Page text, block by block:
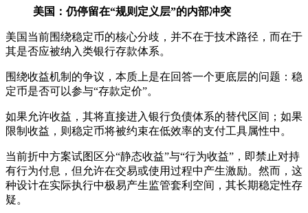
美国：仍停留在“规则定义层”的内部冲突
美国当前围绕稳定币的核心分歧，并不在于技术路径，而在于
其是否应被纳入类银行存款体系。
围绕收益机制的争议，本质上是在回答一个更底层的问题：稳
定币是否可以参与“存款定价”。
如果允许收益，其将直接进入银行负债体系的替代区间；如果
限制收益，则稳定币将被约束在低效率的支付工具属性中。
当前折中方案试图区分“静态收益”与“行为收益”，即禁止对持
有行为付息，但允许在交易或使用过程中产生激励。然而，这
种设计在实际执行中极易产生监管套利空间，其长期稳定性存
疑。